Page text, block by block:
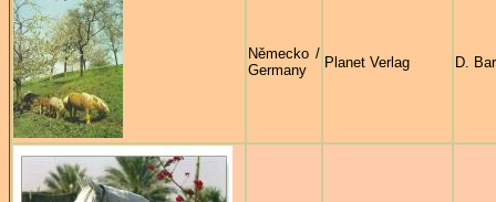
Německo /
Germany
Planet Verlag D.